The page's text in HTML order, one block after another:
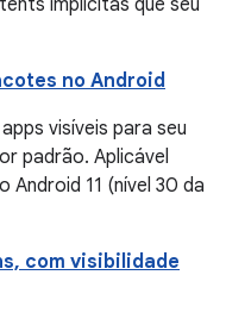
implícitas que seu
no Android
visíveis para seu
padrão. Aplicável
Android 11 (nível 30 da
com visibilidade